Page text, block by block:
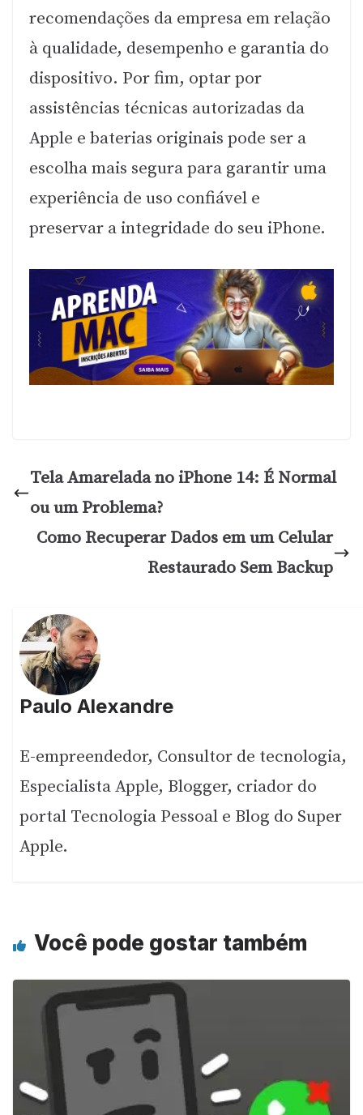
recomendações da empresa em relação
à qualidade, desempenho e garantia do
dispositivo. Por fim, optar por
assistências técnicas autorizadas da
Apple e baterias originais pode ser a
escolha mais segura para garantir uma
experiência de uso confiável e
preservar a integridade do seu iPhone.
Tela Amarelada no iPhone 14: É Normal
ou um Problema?
Como Recuperar Dados em um Celular
Restaurado Sem Backup
Paulo Alexandre
E-empreendedor, Consultor de tecnologia,
Especialista Apple, Blogger, criador do
portal Tecnologia Pessoal e Blog do Super
Apple.
Você pode gostar também